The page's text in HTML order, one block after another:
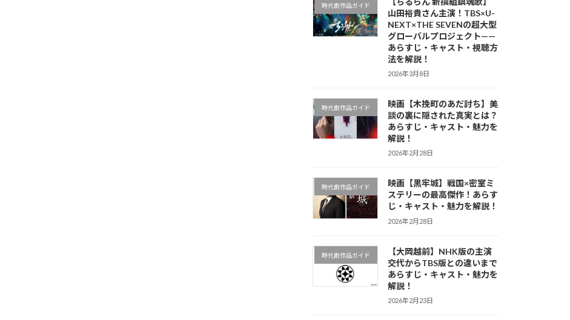
時代劇作品ガイド
山田裕貴さん主演！TBS×U-
NEXT×THE SEVENの超大型
グローバルプロジェクト——
あらすじ・キャスト・視聴方
法を解説！
2026年3月8日
時代劇作品ガイド
映画【木挽町のあだ討ち】美
談の裏に隠された真実とは？
あらすじ・キャスト・魅力を
解説！
2026年2月28日
時代劇作品ガイド
映画【黒牢城】戦国×密室ミ
ステリーの最高傑作！あらす
じ・キャスト・魅力を解説！
2026年2月28日
時代劇作品ガイド
【大岡越前】NHK版の主演
交代からTBS版との違いまで
あらすじ・キャスト・魅力を
解説！
2026年2月23日